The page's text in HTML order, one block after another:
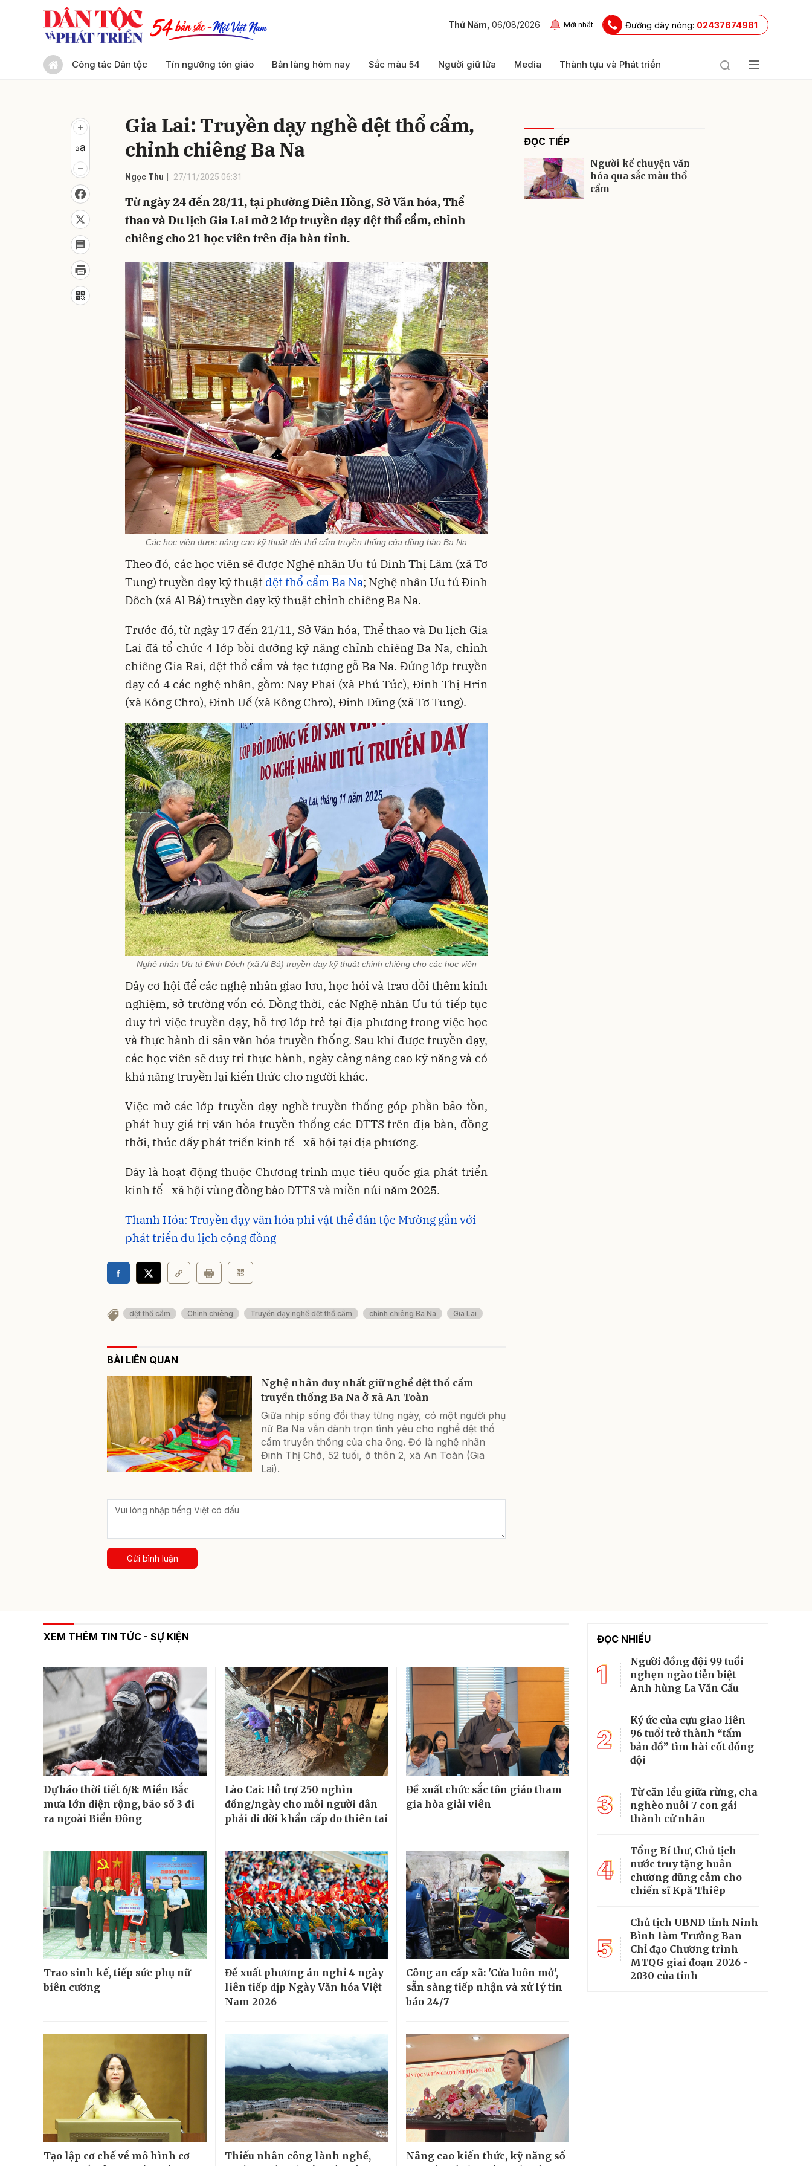
Thứ Năm, 06/08/2026 Mới nhất Đường dây nóng: 02437674981
Công tác Dân tộc Tín ngưỡng tôn giáo Bản làng hôm nay Sắc màu 54 Người giữ lửa Media Thành tựu và Phát triển
Gia Lai: Truyền dạy nghề dệt thổ cẩm,
chỉnh chiêng Ba Na
Ngọc Thu 27/11/2025 06:31
Từ ngày 24 đến 28/11, tại phường Diên Hồng, Sở Văn hóa, Thể
thao và Du lịch Gia Lai mở 2 lớp truyền dạy dệt thổ cẩm, chỉnh
chiêng cho 21 học viên trên địa bàn tỉnh.
Các học viên được nâng cao kỹ thuật dệt thổ cẩm truyền thống của đồng bào Ba Na
Theo đó, các học viên sẽ được Nghệ nhân Ưu tú Đinh Thị Lăm (xã Tơ
Tung) truyền dạy kỹ thuật dệt thổ cẩm Ba Na; Nghệ nhân Ưu tú Đinh
Dôch (xã Al Bá) truyền dạy kỹ thuật chỉnh chiêng Ba Na.
Trước đó, từ ngày 17 đến 21/11, Sở Văn hóa, Thể thao và Du lịch Gia
Lai đã tổ chức 4 lớp bồi dưỡng kỹ năng chỉnh chiêng Ba Na, chỉnh
chiêng Gia Rai, dệt thổ cẩm và tạc tượng gỗ Ba Na. Đứng lớp truyền
dạy có 4 các nghệ nhân, gồm: Nay Phai (xã Phú Túc), Đinh Thị Hrin
(xã Kông Chro), Đinh Uế (xã Kông Chro), Đinh Dũng (xã Tơ Tung).
Nghệ nhân Ưu tú Đinh Dôch (xã Al Bá) truyền dạy kỹ thuật chỉnh chiêng cho các học viên
Đây cơ hội để các nghệ nhân giao lưu, học hỏi và trau dồi thêm kinh
nghiệm, sở trường vốn có. Đồng thời, các Nghệ nhân Ưu tú tiếp tục
duy trì việc truyền dạy, hỗ trợ lớp trẻ tại địa phương trong việc học
và thực hành di sản văn hóa truyền thống. Sau khi được truyền dạy,
các học viên sẽ duy trì thực hành, ngày càng nâng cao kỹ năng và có
khả năng truyền lại kiến thức cho người khác.
Việc mở các lớp truyền dạy nghề truyền thống góp phần bảo tồn,
phát huy giá trị văn hóa truyền thống các DTTS trên địa bàn, đồng
thời, thúc đẩy phát triển kinh tế - xã hội tại địa phương.
Đây là hoạt động thuộc Chương trình mục tiêu quốc gia phát triển
kinh tế - xã hội vùng đồng bào DTTS và miền núi năm 2025.
Thanh Hóa: Truyền dạy văn hóa phi vật thể dân tộc Mường gắn với
phát triển du lịch cộng đồng
dệt thổ cẩm Chỉnh chiêng Truyền dạy nghề dệt thổ cẩm chỉnh chiêng Ba Na Gia Lai
BÀI LIÊN QUAN
Nghệ nhân duy nhất giữ nghề dệt thổ cẩm
truyền thống Ba Na ở xã An Toàn
Giữa nhịp sống đổi thay từng ngày, có một người phụ
nữ Ba Na vẫn dành trọn tình yêu cho nghề dệt thổ
cẩm truyền thống của cha ông. Đó là nghệ nhân
Đinh Thị Chớ, 52 tuổi, ở thôn 2, xã An Toàn (Gia
Lai).
Gửi bình luận
ĐỌC TIẾP
Người kể chuyện văn
hóa qua sắc màu thổ
cẩm
XEM THÊM TIN TỨC - SỰ KIỆN
Dự báo thời tiết 6/8: Miền Bắc
mưa lớn diện rộng, bão số 3 đi
ra ngoài Biển Đông
Lào Cai: Hỗ trợ 250 nghìn
đồng/ngày cho mỗi người dân
phải di dời khẩn cấp do thiên tai
Đề xuất chức sắc tôn giáo tham
gia hòa giải viên
Trao sinh kế, tiếp sức phụ nữ
biên cương
Đề xuất phương án nghỉ 4 ngày
liên tiếp dịp Ngày Văn hóa Việt
Nam 2026
Công an cấp xã: 'Cửa luôn mở',
sẵn sàng tiếp nhận và xử lý tin
báo 24/7
Tạo lập cơ chế về mô hình cơ
Thiếu nhân công lành nghề,
Nâng cao kiến thức, kỹ năng số
ĐỌC NHIỀU
1
Người đồng đội 99 tuổi
nghẹn ngào tiễn biệt
Anh hùng La Văn Cầu
2
Ký ức của cựu giao liên
96 tuổi trở thành “tấm
bản đồ” tìm hài cốt đồng
đội
3
Từ căn lều giữa rừng, cha
nghèo nuôi 7 con gái
thành cử nhân
4
Tổng Bí thư, Chủ tịch
nước truy tặng huân
chương dũng cảm cho
chiến sĩ Kpă Thiêp
5
Chủ tịch UBND tỉnh Ninh
Bình làm Trưởng Ban
Chỉ đạo Chương trình
MTQG giai đoạn 2026 -
2030 của tỉnh
Gửi bình luận
Gửi